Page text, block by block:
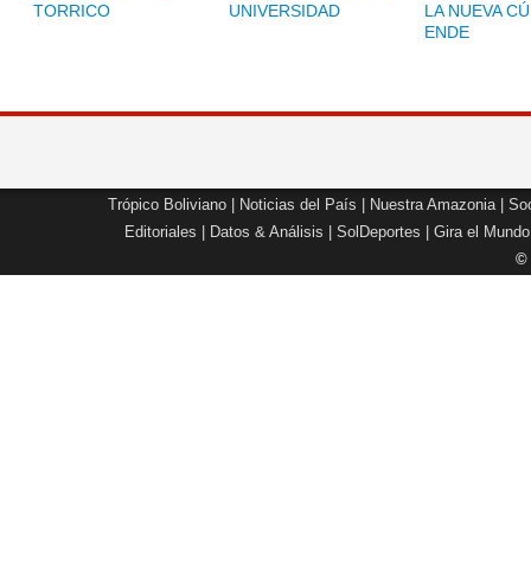
TORRICO
UNIVERSIDAD
LA NUEVA
ENDE
Trópico Boliviano Noticias del País Nuestra Amazonia|
Editoriales
Datos & Análisis SolDeportes Gira el Mundo
©